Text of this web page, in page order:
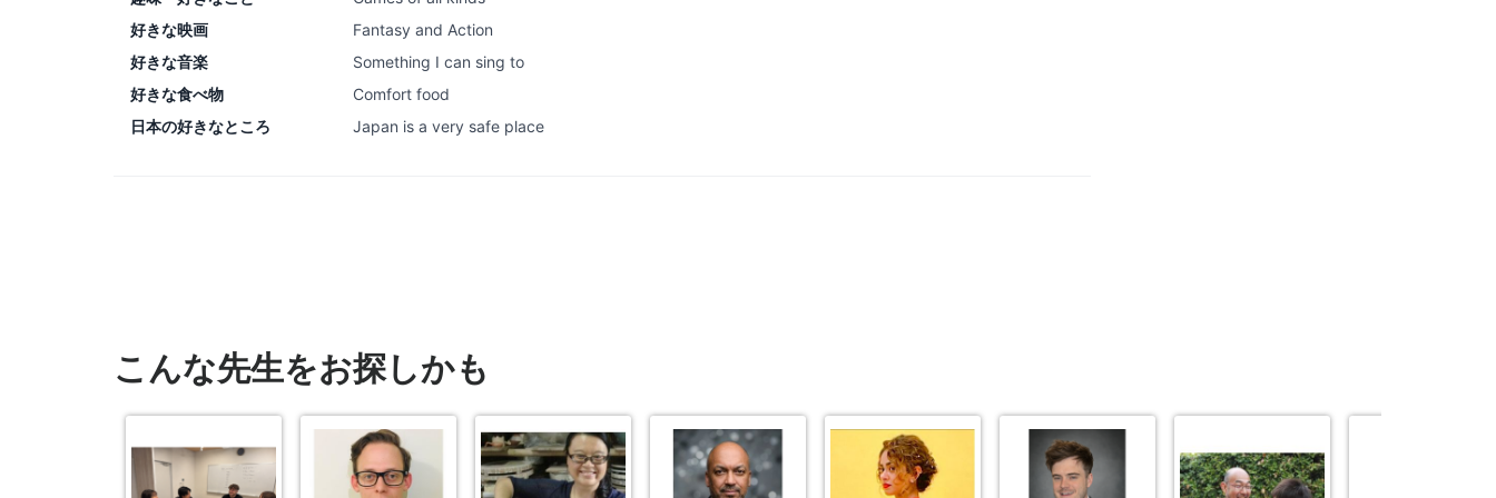
好きな映画
Fantasy and Action
好きな音楽
Something I can sing to
好きな食べ物
Comfort food
日本の好きなところ
Japan is a very safe place
こんな先生をお探しかも